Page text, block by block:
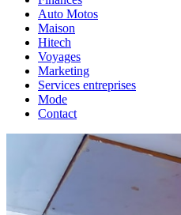
Auto Motos
Maison
Hitech
Voyages
Marketing
Services entreprises
Mode
Contact